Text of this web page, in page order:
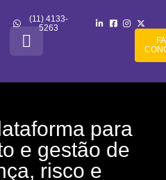
(11) 4133-
5263
para
e gestão de
risco e